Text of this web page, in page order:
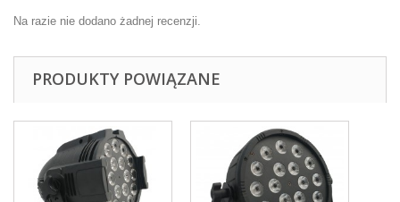
Na razie nie dodano żadnej recenzji.
PRODUKTY POWIĄZANE